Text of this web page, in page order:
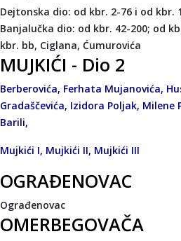
Dejtonska dio: od kbr. 2-76 i od kbr.
Banjalučka dio: od kbr. 42-200; od
kbr. bb, Ciglana, Ćumurovića
MUJKIĆI - Dio 2
Berberovića, Ferhata Mujanovića,
Gradaščevića, Izidora Poljak, Milene
Barili,
Mujkići I, Mujkići II, Mujkići III
OGRAĐENOVAC
Ograđenovac
OMERBEGOVAČA